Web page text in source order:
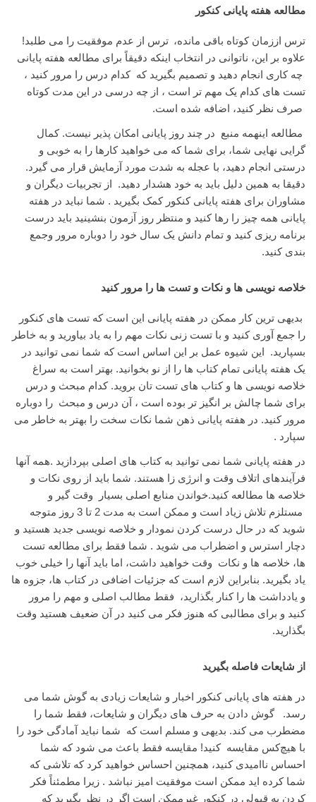
مطالعه هفته پایانی کنکور
ترس اززمان کوتاه باقی مانده، ترس از عدم موفقیت را می طلبد!
علاوه بر این، ناتوانی در انتخاب اینکه دقیقاً برای مطالعه هفته پایانی
چه کاری انجام دهید و تصمیم بگیرید که کدام درس را مرور کنید ،
تست های کدام یک مهم تر است ، از چه درسی در این مدت کوتاه
صرف نظر کنید، اضافه شده است.
مطالعه اینهمه منبع در چند روز پایانی امکان پذیر نیست. کمال
گرایی نهایی شما، برای شما که می خواهید کارها را به خوبی و
درستی انجام دهید، با عجله به شدت مورد آزمایش قرار می گیرد.
دقیقا به همین دلیل باید به خود هشدار دهید. از تجربیات دیگران و
مشاوران برای هفته پایانی کنکور کمک بگیرید . شما نباید در هفته
پایانی همه چیز را رها کنید و منتظر روز آزمون بنشینید باید درست
برنامه ریزی کنید و تمام دانش یک سال خود را دوباره مرور و‌جمع
بندی کنید.
خلاصه نویسی ها و نکات و تست ها را مرور کنید
بدیهی ترین کار ممکن در هفته پایانی این است که تست های کنکور
را جمع آوری کنید و با تست زنی نکات مهم را به یاد بیاورید و به خاطر
بسپارید. این شیوه عمل بر این اساس است که شما نمی توانید در
یک هفته پایانی تمام کتاب ها را از نو بخوانید. بهتر است به سراغ
خلاصه نویسی ها و کتاب های تست تان بروید. کدام مبحث و درس
برای شما چالش بر انگیز تر بوده است ، آن درس و مبحث را دوباره
مرور کنید. در هفته پایانی ذهن شما نکات سخت را بهتر به خاطر می
سپارد .‌
در هفته پایانی شما نمی توانید به کتاب های اصلی بپردازید .همه آنها
فرآیندهای اتلاف وقت و انرژی زا هستند. شما باید از روی نکات و
خلاصه ها مطالعه کنید.خواندن منابع اصلی بسیار وقت گیر و
مستلزم تلاش زیاد است و ممکن است به مدت 2 تا 3 روز متوجه
شوید که در حال درست کردن نمودار و خلاصه نویسی جدید هستید و
دچار استرس و اضطراب می شوید . شما فقط برای مطالعه تست
ها، خلاصه ها و نکات وقت خواهید داشت، اما باید آنها را خیلی خوب
یاد بگیرید. بنابراین لازم است که جزئیات اضافی در کتاب ها، جزوه ها
و یادداشت ها را کنار بگذارید، فقط مطالب اصلی و مهم را مرور
کنید و برای مطالبی که هنوز فکر می کنید در آن ضعیف هستید وقت
بگذارید.
از شایعات فاصله بگیرید
در هفته های پایانی کنکور اخبار و شایعات زیادی به گوش شما می
رسد. گوش دادن به حرف های دیگران و شایعات، فقط شما را
مضطرب می کند. بدیهی و مسلم است که شما نباید آمادگی خود را
با هیچ‌کس مقایسه کنید! مقایسه فقط باعث می شود که شما
احساس ناامیدی کنید، همچنین احساس خواهید کرد که تلاشی که
شما کرده اید ممکن است موفقیت امیز نباشد . زیرا مطمئناً فکر
کردن به قبولی در کنکور غیرممکن است اگر در نظر بگیرید که